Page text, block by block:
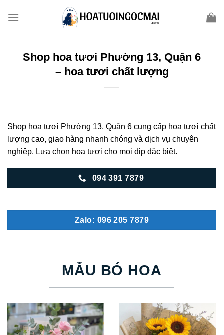
Shop hoa tươi Phường 13, Quận 6
– hoa tươi chất lượng
Shop hoa tươi Phường 13, Quận 6 cung cấp hoa tươi chất
lượng cao, giao hàng nhanh chóng và dịch vụ chuyên
nghiệp. Lựa chọn hoa tươi cho mọi dịp đặc biệt.
094 391 7879
Zalo: 096 205 7879
MẪU BÓ HOA